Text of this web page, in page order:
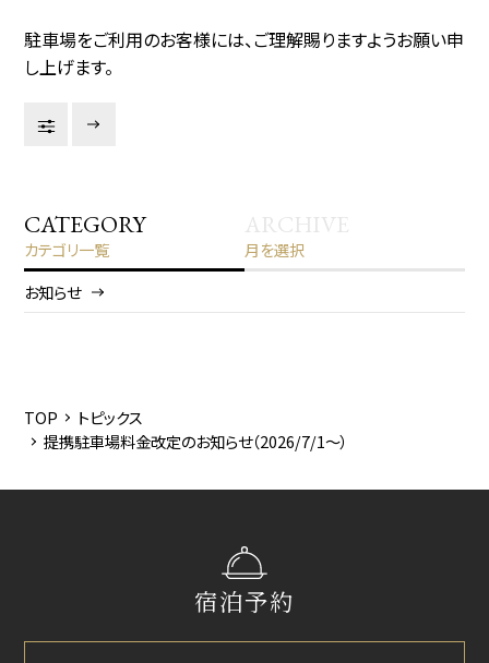
駐車場をご利用のお客様には、ご理解賜りますようお願い申
し上げます。
CATEGORY
カテゴリ一覧
お知らせ
ARCHIVE
月を選択
2026/5
TOP
トピックス
提携駐車場料金改定のお知らせ（2026/7/1～）
宿泊予約